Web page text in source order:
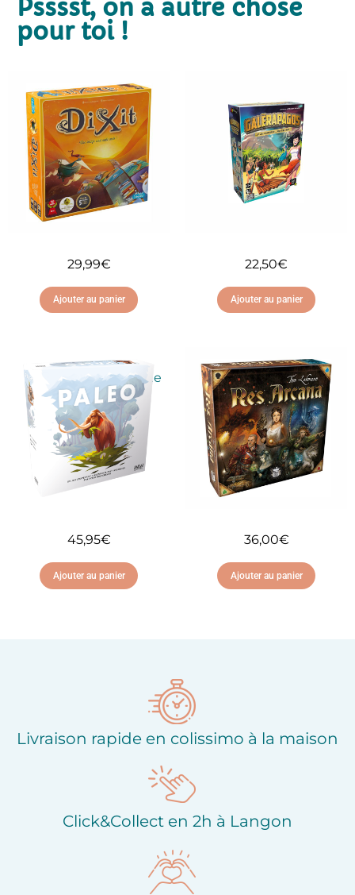
Psssst, on a autre chose
pour toi !
29,99€
Ajouter au panier
Ajouter à ma liste
d'envies
22,50€
Ajouter au panier
Ajouter à ma liste
d'envies
45,95€
Ajouter au panier
36,00€
Ajouter au panier
Livraison rapide en colissimo à la maison
Click&Collect en 2h à Langon